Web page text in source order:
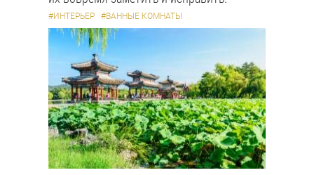
#ИНТЕРЬЕР #ВАННЫЕ КОМНАТЫ